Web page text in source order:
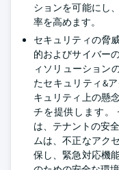
ションを可能にし
率を高めます。
セキュリティの脅
的およびサイバー
ィソリューション
たセキュリティ&
キュリティ上の懸
チを提供します。
は、テナントの安
ムは、不正なアク
保し、緊急対応機